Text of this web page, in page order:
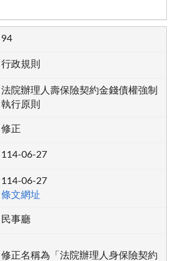
94
行政規則
法院辦理人壽保險契約金錢債權強制
執行原則
修正
114-06-27
114-06-27
條文網址
民事廳
修正名稱為「法院辦理人身保險契約